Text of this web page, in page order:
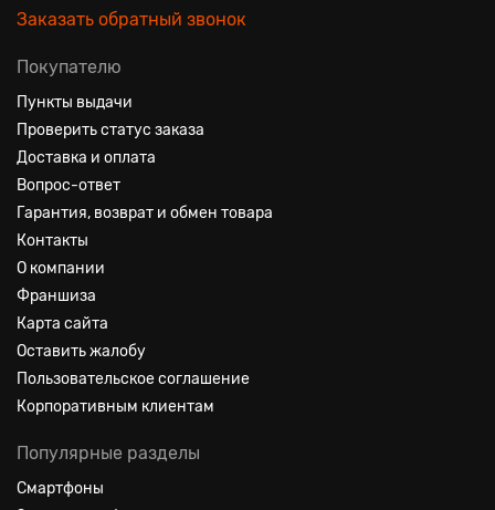
Заказать обратный звонок
Покупателю
Пункты выдачи
Проверить статус заказа
Доставка и оплата
Вопрос-ответ
Гарантия, возврат и обмен товара
Контакты
О компании
Франшиза
Карта сайта
Оставить жалобу
Пользовательское соглашение
Корпоративным клиентам
Популярные разделы
Смартфоны